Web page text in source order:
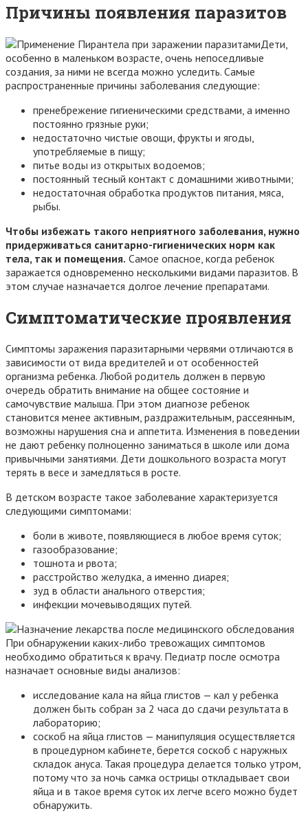
Причины появления паразитов
Дети,
особенно в маленьком возрасте, очень непоседливые
создания, за ними не всегда можно уследить. Самые
распространенные причины заболевания следующие:
пренебрежение гигиеническими средствами, а именно
постоянно грязные руки;
недостаточно чистые овощи, фрукты и ягоды,
употребляемые в пищу;
питье воды из открытых водоемов;
постоянный тесный контакт с домашними животными;
недостаточная обработка продуктов питания, мяса,
рыбы.
Чтобы избежать такого неприятного заболевания, нужно
придерживаться санитарно-гигиенических норм как
тела, так и помещения. Самое опасное, когда ребенок
заражается одновременно несколькими видами паразитов. В
этом случае назначается долгое лечение препаратами.
Симптоматические проявления
Симптомы заражения паразитарными червями отличаются в
зависимости от вида вредителей и от особенностей
организма ребенка. Любой родитель должен в первую
очередь обратить внимание на общее состояние и
самочувствие малыша. При этом диагнозе ребенок
становится менее активным, раздражительным, рассеянным,
возможны нарушения сна и аппетита. Изменения в поведении
не дают ребенку полноценно заниматься в школе или дома
привычными занятиями. Дети дошкольного возраста могут
терять в весе и замедляться в росте.
В детском возрасте такое заболевание характеризуется
следующими симптомами:
боли в животе, появляющиеся в любое время суток;
газообразование;
тошнота и рвота;
расстройство желудка, а именно диарея;
зуд в области анального отверстия;
инфекции мочевыводящих путей.
При обнаружении каких-либо тревожащих симптомов
необходимо обратиться к врачу. Педиатр после осмотра
назначает основные виды анализов:
исследование кала на яйца глистов — кал у ребенка
должен быть собран за 2 часа до сдачи результата в
лабораторию;
соскоб на яйца глистов — манипуляция осуществляется
в процедурном кабинете, берется соскоб с наружных
складок ануса. Такая процедура делается только утром,
потому что за ночь самка острицы откладывает свои
яйца и в такое время суток их легче всего можно будет
обнаружить.